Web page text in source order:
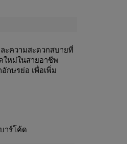
ะความสะดวกสบายที่
หม่ในสายอาชีพ
กษรย่อ เพื่อเพิ่ม
องที่ใช้บ่อย หยิบใช้
บาร์โค้ด